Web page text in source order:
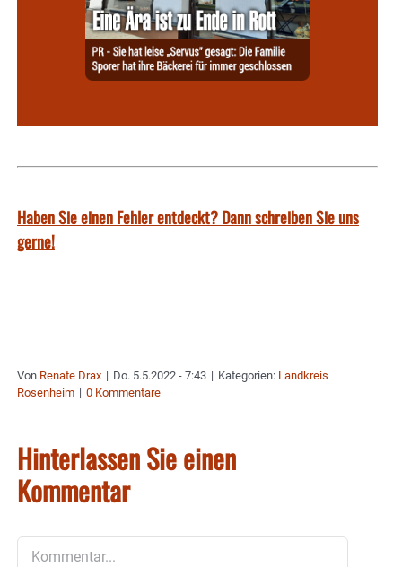
Haben Sie einen Fehler entdeckt? Dann schreiben Sie uns
gerne!
Von Renate Drax | Do. 5.5.2022 - 7:43 | Kategorien: Landkreis
Rosenheim | 0 Kommentare
Hinterlassen Sie einen
Kommentar